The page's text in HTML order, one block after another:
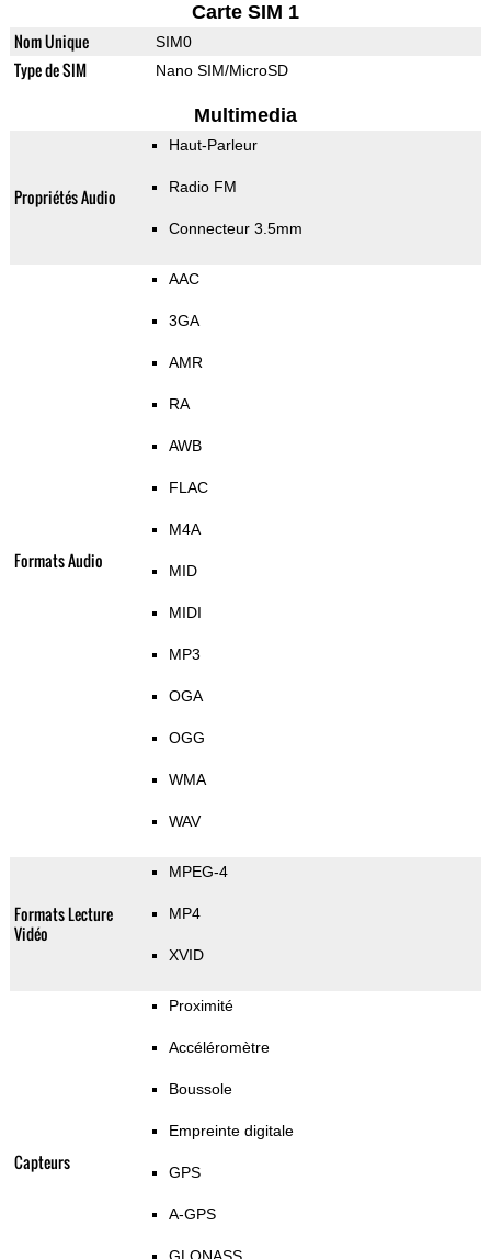
Carte SIM 1
Nom Unique SIM0
Type de SIM Nano SIM/MicroSD
Multimedia
Propriétés Audio
Haut-Parleur
Radio FM
Connecteur 3.5mm
Formats Audio
AAC
3GA
AMR
RA
AWB
FLAC
M4A
MID
MIDI
MP3
OGA
OGG
WMA
WAV
Formats Lecture
Vidéo
MPEG-4
MP4
XVID
Capteurs
Proximité
Accéléromètre
Boussole
Empreinte digitale
GPS
A-GPS